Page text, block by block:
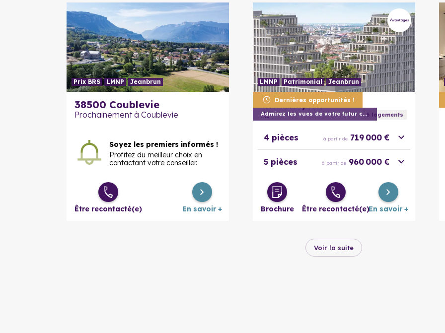
Prix BRS LMNP Jeanbrun
En savoir plus
38500 Coublevie
Prochainement à Coublevie
Soyez les premiers informés !
Profitez du meilleur choix en
contactant votre conseiller.
Être recontacté(e) En savoir +
Dernières opportunités !
Admirez les vues de votre futur chez vou
LMNP Patrimonial Jeanbrun
69003 Lyon
KI 5logements
4 pièces à partir de 719 000 €
5 pièces à partir de 960 000 €
Brochure Être recontacté(e)En savoir +
Voir la suite